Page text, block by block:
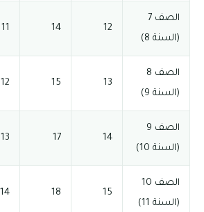
الصف 7
(السنة 8)
12
14
11
الصف 8
(السنة 9)
13
15
12
الصف 9
(السنة 10)
14
17
13
الصف 10
(السنة 11)
15
18
14